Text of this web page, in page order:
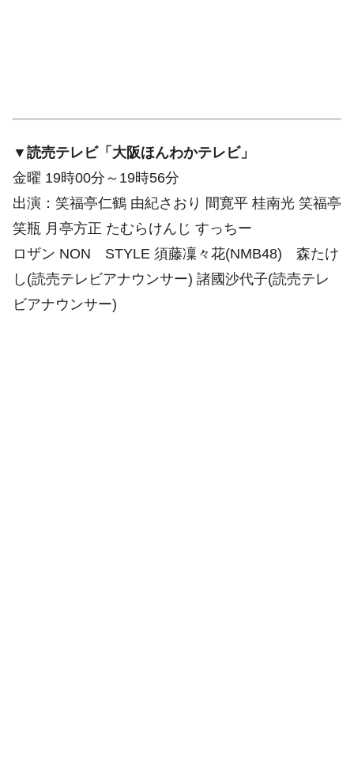
▼読売テレビ「大阪ほんわかテレビ」
金曜 19時00分～19時56分
出演：笑福亭仁鶴 由紀さおり 間寛平 桂南光 笑福亭
笑瓶 月亭方正 たむらけんじ すっちー
ロザン NON STYLE 須藤凜々花(NMB48) 森たけ
し(読売テレビアナウンサー) 諸國沙代子(読売テレ
ビアナウンサー)